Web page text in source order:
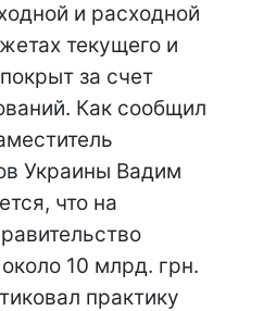
и расходной
текущего и
за счет
Как сообщил
Украины Вадим
что на
10 млрд. грн.
практику